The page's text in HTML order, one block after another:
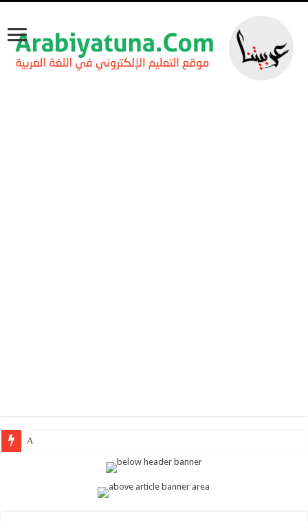
Arabic Thema